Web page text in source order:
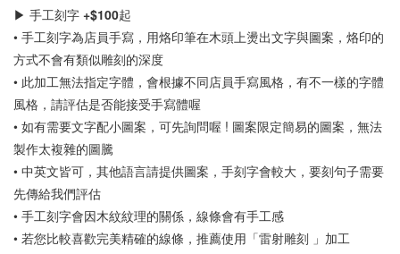
▶ 手工刻字 +$100起
• 手工刻字為店員手寫，用烙印筆在木頭上燙出文字與圖案，烙印的
方式不會有類似雕刻的深度
• 此加工無法指定字體，會根據不同店員手寫風格，有不一樣的字體
風格，請評估是否能接受手寫體喔
• 如有需要文字配小圖案，可先詢問喔 ! 圖案限定簡易的圖案，無法
製作太複雜的圖騰
• 中英文皆可，其他語言請提供圖案，手刻字會較大，要刻句子需要
先傳給我們評估
• 手工刻字會因木紋紋理的關係，線條會有手工感
• 若您比較喜歡完美精確的線條，推薦使用「雷射雕刻 」加工